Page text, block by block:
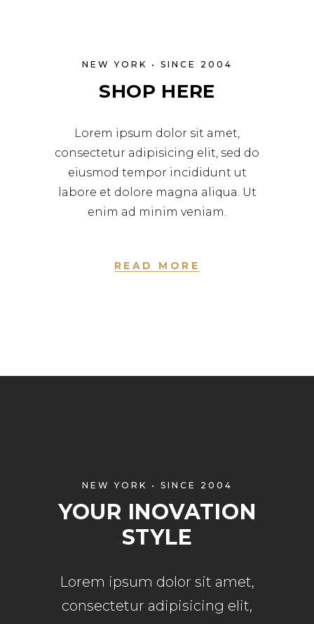
NEW YORK • SINCE 2004
SHOP HERE
Lorem ipsum dolor sit amet,
consectetur adipisicing elit, sed do
eiusmod tempor incididunt ut
labore et dolore magna aliqua. Ut
enim ad minim veniam.
READ MORE
NEW YORK • SINCE 2004
YOUR INOVATION
STYLE
Lorem ipsum dolor sit amet,
consectetur adipisicing elit,